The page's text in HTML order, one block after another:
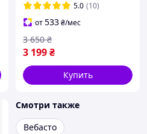
5.0 (10)
от533₴/мес
3 199₴
3 650 ₴
Купить
Смотри также
Вебасто